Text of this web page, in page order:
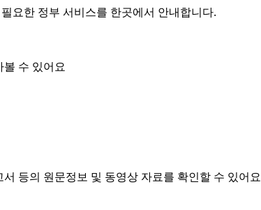
요한 정부 서비스를 한곳에서 안내합니다.
수 있어요
등의 원문정보 및 동영상 자료를 확인할 수 있어요